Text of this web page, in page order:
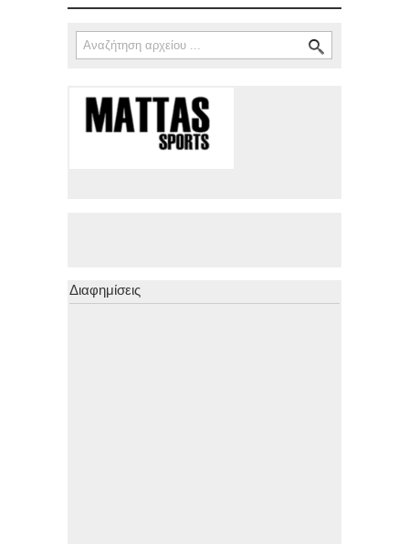
Φόρμα αναζήτησης
Αναζήτηση
Διαφημίσεις